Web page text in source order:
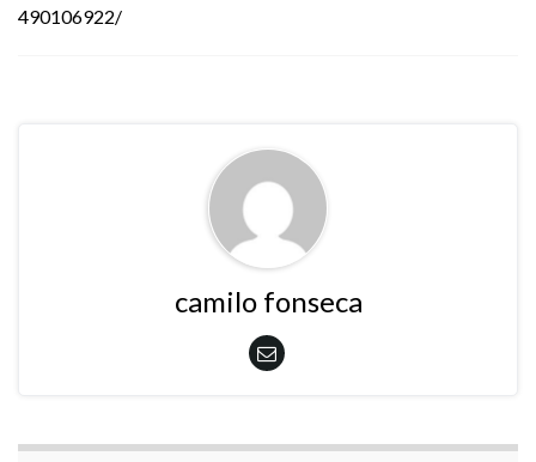
490106922/
camilo fonseca